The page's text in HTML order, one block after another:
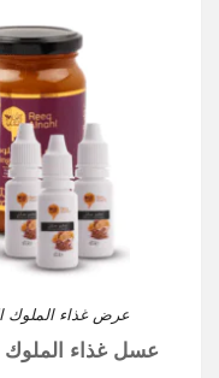
عرض غذاء الملوك
عسل غذاء الملوك